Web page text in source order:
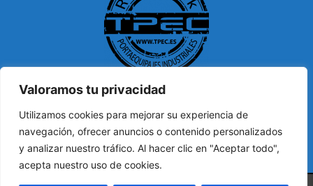
Valoramos tu privacidad
Utilizamos cookies para mejorar su experiencia de
navegación, ofrecer anuncios o contenido personalizados
y analizar nuestro tráfico. Al hacer clic en "Aceptar todo",
acepta nuestro uso de cookies.
industriales, barras de techo, carrocería, etc…